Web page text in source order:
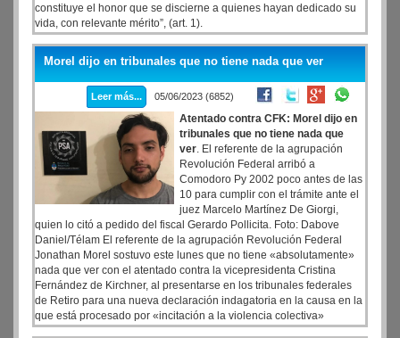
constituye el honor que se discierne a quienes hayan dedicado su
vida, con relevante mérito”, (art. 1).
Después, el presidente Carlos Menem, por el decreto 1.879, de
fecha 16 de octubre de 1992, incluyó a la Academia Argentina de
Periodismo en el régimen de las Academias Nacionales aprobado
por el decreto-ley 4.362/55.
Morel dijo en tribunales que no tiene nada que ver
Leer más... 05/06/2023 (6852)
Atentado contra CFK: Morel dijo en
tribunales que no tiene nada que
ver. El referente de la agrupación
Revolución Federal arribó a
Comodoro Py 2002 poco antes de las
10 para cumplir con el trámite ante el
juez Marcelo Martínez De Giorgi,
quien lo citó a pedido del fiscal Gerardo Pollicita. Foto: Dabove
Daniel/Télam El referente de la agrupación Revolución Federal
Jonathan Morel sostuvo este lunes que no tiene «absolutamente»
nada que ver con el atentado contra la vicepresidenta Cristina
Fernández de Kirchner, al presentarse en los tribunales federales
de Retiro para una nueva declaración indagatoria en la causa en la
que está procesado por «incitación a la violencia colectiva»